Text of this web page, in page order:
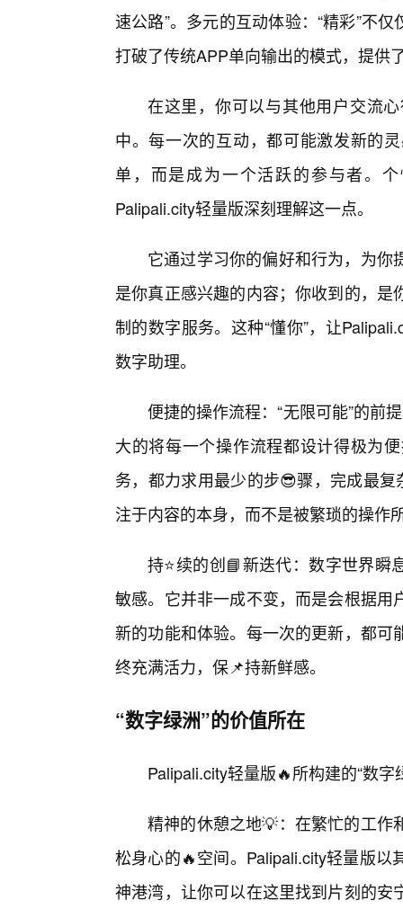
速公路”。多元的互动体验：“精彩”不
打破了传统APP单向输出的模式，提供
在这里，你可以与其他用户交流
中。每一次的互动，都可能激发新的
单，而是成为一个活跃的参与者。
Palipali.city轻量版深刻理解这一点。
它通过学习你的偏好和行为，为
是你真正感兴趣的内容；你收到的，
制的数字服务。这种“懂你”，让
数字助理。
便捷的操作流程：“无限可能”的前
大的将每一个操作流程都设计得极为
务，都力求用最少的步😎骤，完成最
注于内容的本身，而不是被繁琐的操作
持⭐续的创📘新迭代：数字世界瞬
敏感。它并非一成不变，而是会根据
新的功能和体验。每一次的更新，都
终充满活力，保📌持新鲜感。
“数字绿洲”的价值所在
Palipali.city轻量版🔥所构建的“数
精神的休憩之地💡：在繁忙的工作
松身心的🔥空间。Palipali.city轻量版
神港湾，让你可以在这里找到片刻的